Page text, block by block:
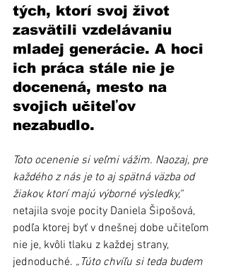
tých, ktorí svoj život
zasvätili vzdelávaniu
mladej generácie. A hoci
ich práca stále nie je
docenená, mesto na
svojich učiteľov
nezabudlo.
Toto ocenenie si veľmi vážim. Naozaj, pre
každého z nás je to aj spätná väzba od
žiakov, ktorí majú výborné výsledky,“
netajila svoje pocity Daniela Šipošová,
podľa ktorej byť v dnešnej dobe učiteľom
nie je, kvôli tlaku z každej strany,
jednoduché. „Túto chvíľu si teda budem